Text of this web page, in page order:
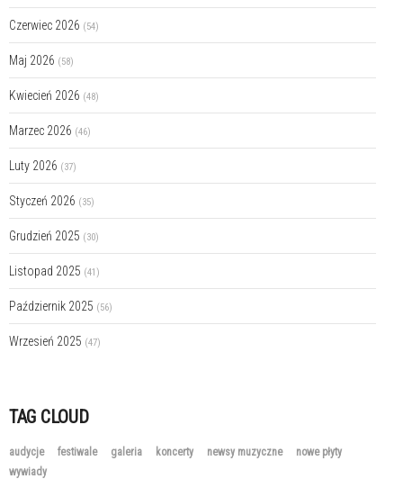
Czerwiec 2026 (54)
Maj 2026 (58)
Kwiecień 2026 (48)
Marzec 2026 (46)
Luty 2026 (37)
Styczeń 2026 (35)
Grudzień 2025 (30)
Listopad 2025 (41)
Październik 2025 (56)
Wrzesień 2025 (47)
TAG CLOUD
audycje festiwale galeria koncerty newsy muzyczne
nowe płyty
wywiady